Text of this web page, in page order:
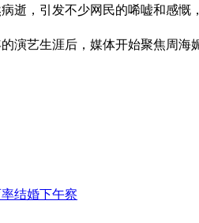
逝，引发不少网民的唏嘘和感慨
演艺生涯后，媒体开始聚焦周
结婚下午察